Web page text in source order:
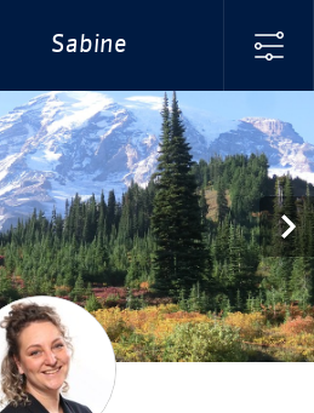
Sabine